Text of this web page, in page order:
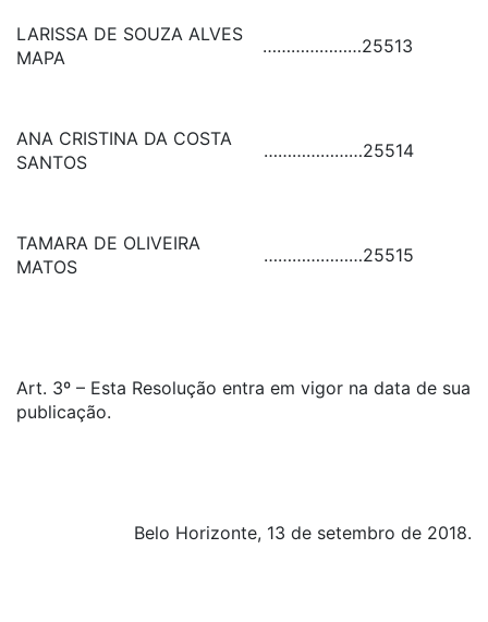
LARISSA DE SOUZA ALVES
MAPA
…………………25513
ANA CRISTINA DA COSTA
SANTOS
…………………25514
TAMARA DE OLIVEIRA
MATOS
…………………25515
Art. 3º – Esta Resolução entra em vigor na data de sua
publicação.
Belo Horizonte, 13 de setembro de 2018.